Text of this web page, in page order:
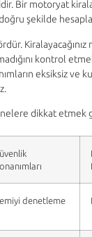
Bir motoryat
şekilde
kontrol
eksiksiz ve
dikkat etmek
denetleme